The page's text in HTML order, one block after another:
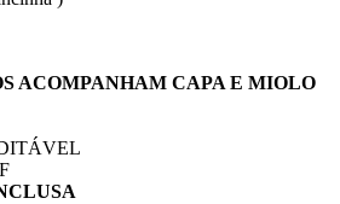
ACOMPANHAM CAPA E MIOLO